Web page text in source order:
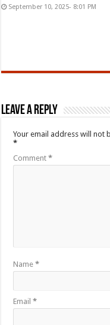
September 10, 2025- 8:01 PM
Leave a Reply
Your email address will not
*
Comment*
Name*
Email*